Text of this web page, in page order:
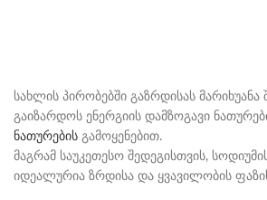
სახლის პირობებში გაზრდისას მარიხუანა
გაიზარდოს ენერგიის დამზოგავი
ნათურების გამოყენებით.
მაგრამ საუკეთესო შედეგისთვის,
იდეალურია ზრდისა და ყვავილობის